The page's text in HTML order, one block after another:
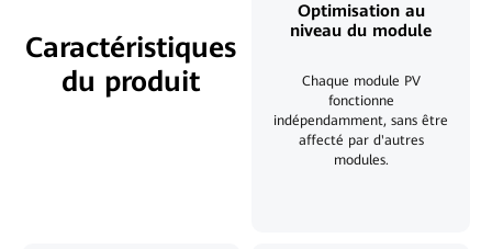
Caractéristiques
du produit
Optimisation au
niveau du module
Chaque module PV
fonctionne
indépendamment, sans être
affecté par d'autres
modules.